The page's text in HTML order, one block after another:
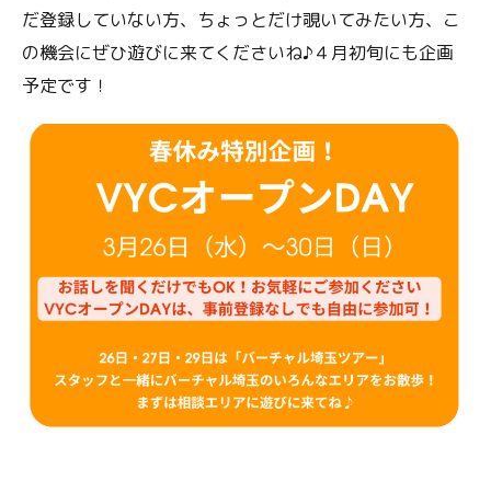
だ登録していない方、ちょっとだけ覗いてみたい方、こ
の機会にぜひ遊びに来てくださいね♪４月初旬にも企画
予定です！